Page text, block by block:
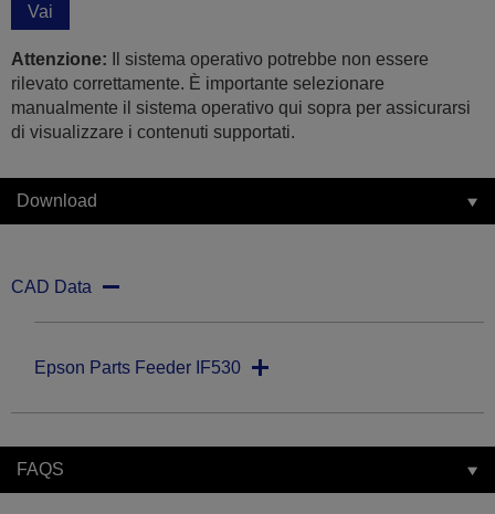
Vai
Attenzione: Il sistema operativo potrebbe non essere
rilevato correttamente. È importante selezionare
manualmente il sistema operativo qui sopra per assicurarsi
di visualizzare i contenuti supportati.
Download
CAD Data
Epson Parts Feeder IF530
FAQS